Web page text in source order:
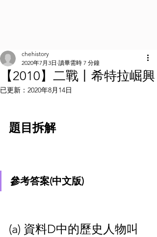
【2010】二戰丨希特拉崛興
chehistory
2020年7月3日 讀畢需時 7 分鐘
已更新： 2020年8月14日
題目拆解
參考答案(中文版)
(a) 資料D中的歷史人物叫